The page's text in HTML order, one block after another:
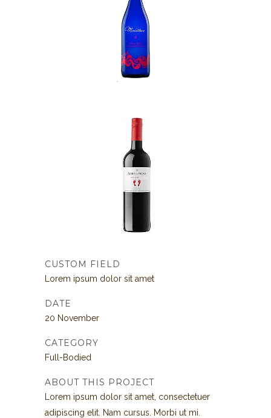
CUSTOM FIELD
Lorem ipsum dolor sit amet
DATE
20 November
CATEGORY
Full-Bodied
ABOUT THIS PROJECT
Lorem ipsum dolor sit amet, consectetuer
adipiscing elit. Nam cursus. Morbi ut mi.